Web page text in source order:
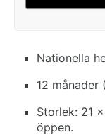
Nationella
12 månader
Storlek: 21
öppen.